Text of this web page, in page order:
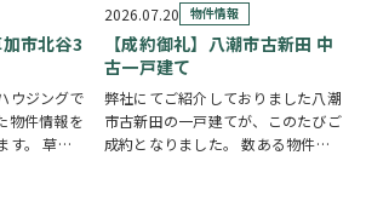
空間で
守りながら
しが心地よく差し込む住まいです。
全居室6帖以上…
加市北谷3
ウジングで
物件情報を
す。 草加
2026.07.20 物件情報
【成約御礼】八潮市古新田 中
古一戸建て
弊社にてご紹介しておりました八潮
市古新田の一戸建てが、このたびご
成約となりました。 数ある物件の